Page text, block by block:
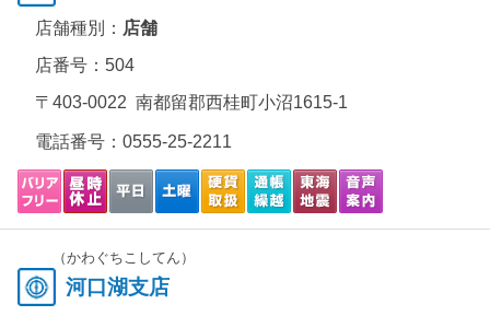
店舗種別： 店舗
店番号：504
〒403-0022 南都留郡西桂町小沼1615-1
電話番号： 0555-25-2211
（かわぐちこしてん）
河口湖支店